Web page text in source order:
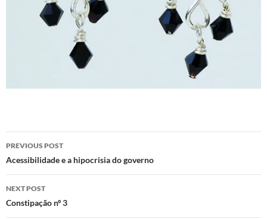
Post
navigation
PREVIOUS POST
Acessibilidade e a hipocrisia do governo
NEXT POST
Constipação nº 3